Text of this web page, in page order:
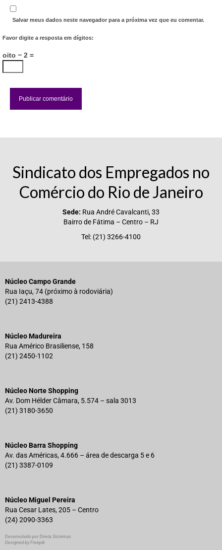
Salvar meus dados neste navegador para a próxima vez que eu comentar.
Favor digite a resposta em dígitos:
oito − 2 =
Sindicato dos Empregados no
Comércio do Rio de Janeiro
Sede: Rua André Cavalcanti, 33
Bairro de Fátima – Centro – RJ
Tel: (21) 3266-4100
Núcleo Campo Grande
Rua Iaçu, 74 (próximo à rodoviária)
(21) 2413-4388
Núcleo Madureira
Rua Américo Brasiliense, 158
(21) 2450-1102
Núcleo Norte Shopping
Av. Dom Hélder Câmara, 5.574 – sala 3013
(21) 3180-3650
Núcleo Barra Shopping
Av. das Américas, 4.666 – área de descarga 5 e 6
(21) 3387-0109
Núcleo Miguel Pereira
Rua Cesar Lates, 205 – Centro
(24) 2090-3363
Desenvolvido por Direta Sistemas
Designed by Freepik